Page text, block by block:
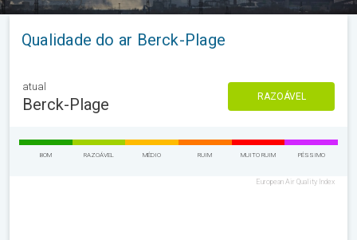
Qualidade do ar Berck-Plage
atual
Berck-Plage RAZOÁVEL
BOM RAZOÁVEL MÉDIO RUIM MUITO RUIM PÉSSIMO
European Air Quality Index